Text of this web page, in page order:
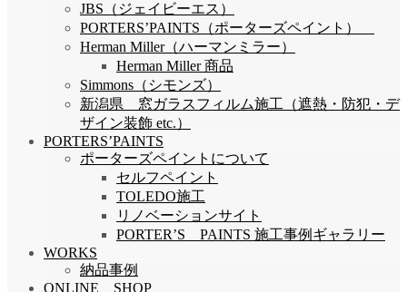
JBS（ジェイビーエス）
PORTERS’PAINTS（ポーターズペイント）
Herman Miller（ハーマンミラー）
Herman Miller 商品
Simmons（シモンズ）
新潟県 窓ガラスフィルム施工（遮熱・防犯・デ
ザイン装飾 etc.）
PORTERS’PAINTS
ポーターズペイントについて
セルフペイント
TOLEDO施工
リノベーションサイト
PORTER’S PAINTS 施工事例ギャラリー
WORKS
納品事例
ONLINE SHOP